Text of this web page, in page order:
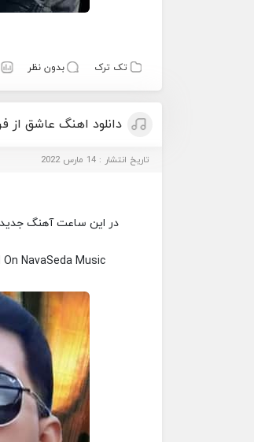
تک ترک بدون نظر
دانلود اهنگ عاشق از
تاریخ انتشار : 14 مارس 2022
در این ساعت آهنگ جدیدی
NavaSeda Music